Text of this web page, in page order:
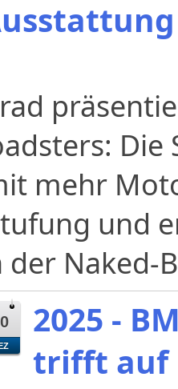
Die
mehr
und
Naked-
2025 -
trifft auf